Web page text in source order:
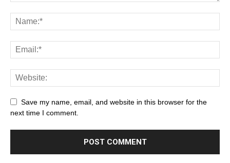
Save my name, email, and website in this browser for the
next time I comment.